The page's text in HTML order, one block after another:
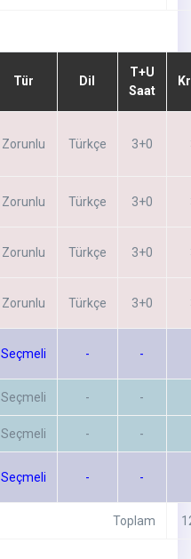
Tür Dil
T+U
Saat
Zorunlu Türkçe 3+0
Zorunlu Türkçe 3+0
Zorunlu Türkçe 3+0
Zorunlu Türkçe 3+0
Seçmeli - -
Seçmeli - -
Seçmeli - -
Seçmeli - -
Toplam